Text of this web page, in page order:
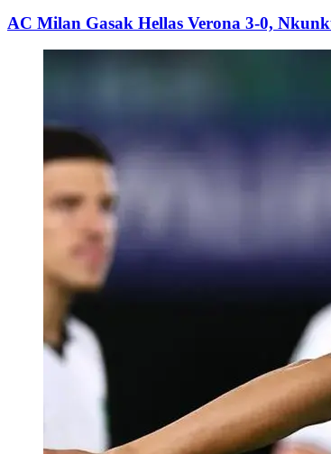
AC Milan Gasak Hellas Verona 3-0,